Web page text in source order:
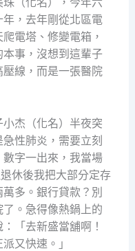
，去年剛從北區電
電塔、修變電箱，
事，沒想到這輩子
線，而是一張醫院
杰（化名）半夜突
性肺炎，需要立刻
字一出來，我當場
休後我把大部分定存
多。銀行貸款？別
。急得像熱鍋上的
「去新盛當舖啊！
又快速。」